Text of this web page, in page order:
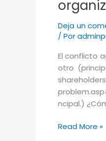
Deja un
/ Por
El conflicto
otro
ncipal.)
Conflicto
Read More »